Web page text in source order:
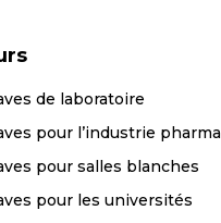
de laboratoire
pour l’industrie
pour salles blanches
pour les universités